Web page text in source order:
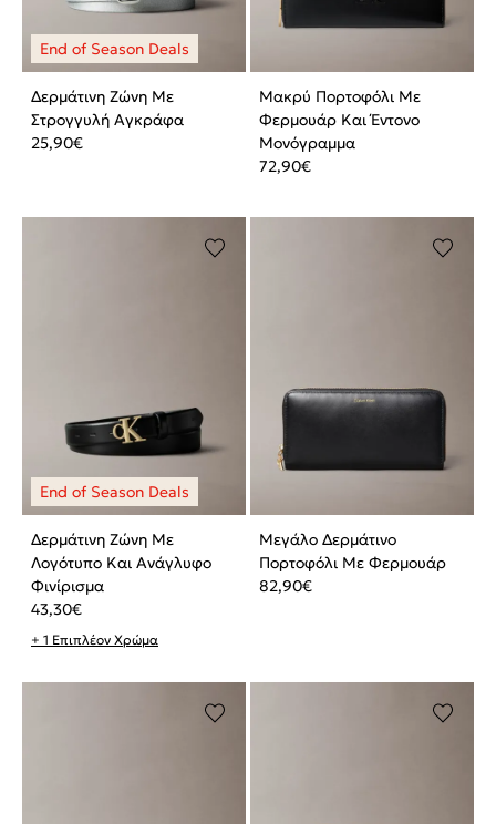
Δερμάτινη Ζώνη Με
Στρογγυλή Αγκράφα
25,90€
Μακρύ Πορτοφόλι Με
Φερμουάρ Και Έντονο
Μονόγραμμα
72,90€
Δερμάτινη Ζώνη Με
Λογότυπο Και Ανάγλυφο
Φινίρισμα
43,30€
+ 1 Επιπλέον Χρώμα
Μεγάλο Δερμάτινο
Πορτοφόλι Με Φερμουάρ
82,90€